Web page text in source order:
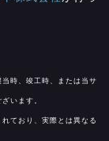
時、竣工時、または当サ
います。
ており、実際とは異なる